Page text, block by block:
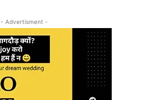
- Advertisment -